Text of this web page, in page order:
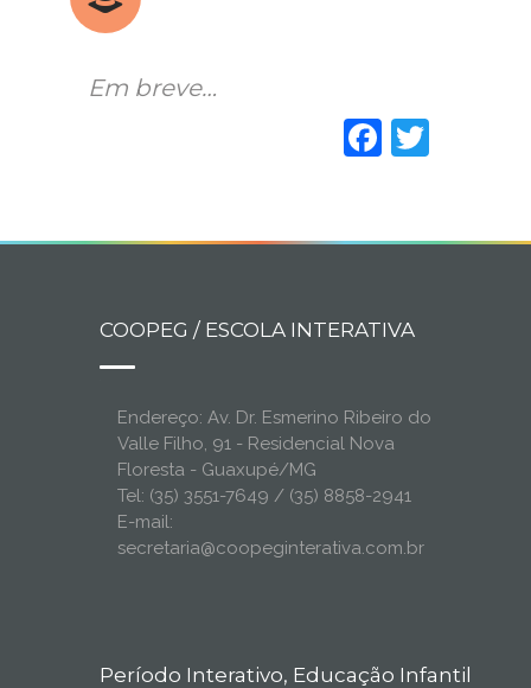
Em breve…
COOPEG / ESCOLA INTERATIVA
Endereço: Av. Dr. Esmerino Ribeiro do
Valle Filho, 91 - Residencial Nova
Floresta - Guaxupé/MG
Tel: (35) 3551-7649 / (35) 8858-2941
E-mail:
secretaria@coopeginterativa.com.br
Período Interativo, Educação Infantil